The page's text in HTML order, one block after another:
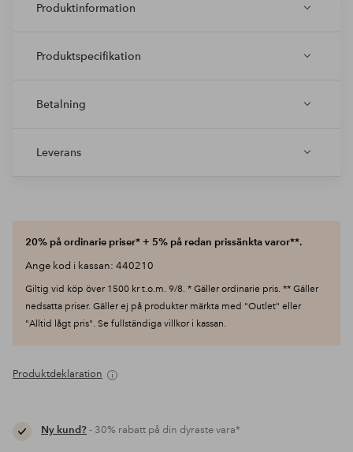
Produktinformation
Produktspecifikation
Betalning
Leverans
20% på ordinarie priser* + 5% på redan prissänkta varor**.
Ange kod i kassan: 440210
Giltig vid köp över 1500 kr t.o.m. 9/8. * Gäller ordinarie pris. ** Gäller
nedsatta priser. Gäller ej på produkter märkta med "Outlet" eller
"Alltid lågt pris". Se fullständiga villkor i kassan.
Produktdeklaration
Ny kund?- 30% rabatt på din dyraste vara*